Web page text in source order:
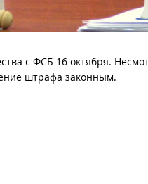
с ФСБ 16 октября.
штрафа законным.